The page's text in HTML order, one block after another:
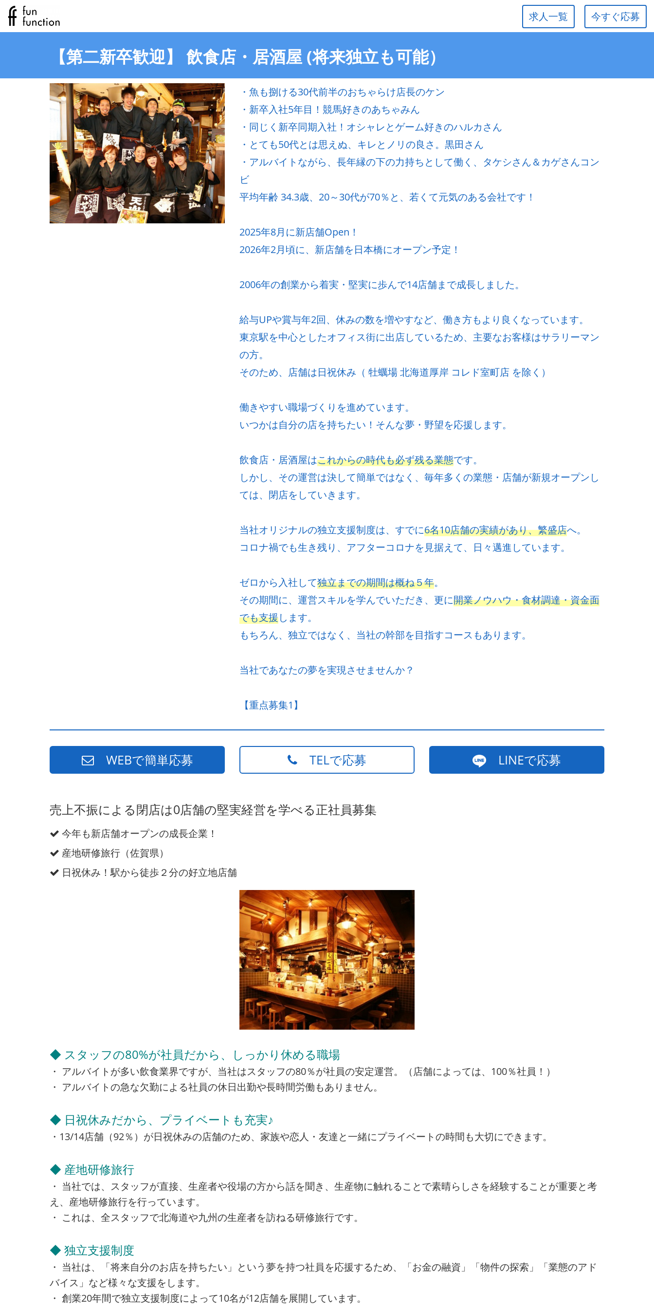
今すぐ応募
求人一覧
【第二新卒歓迎】 飲食店・居酒屋 (将来独立も可能）
・魚も捌ける30代前半のおちゃらけ店長のケン
・新卒入社5年目！競馬好きのあちゃみん
・同じく新卒同期入社！オシャレとゲーム好きのハルカさん
・とても50代とは思えぬ、キレとノリの良さ。黒田さん
・アルバイトながら、長年縁の下の力持ちとして働く、タケシさん＆カゲさんコン
ビ
平均年齢 34.3歳、20～30代が70％と、若くて元気のある会社です！
2025年8月に新店舗Open！
2026年2月頃に、新店舗を日本橋にオープン予定！
2006年の創業から着実・堅実に歩んで14店舗まで成長しました。
給与UPや賞与年2回、休みの数を増やすなど、働き方もより良くなっています。
東京駅を中心としたオフィス街に出店しているため、主要なお客様はサラリーマン
の方。
そのため、店舗は日祝休み（ 牡蠣場 北海道厚岸 コレド室町店 を除く）
働きやすい職場づくりを進めています。
いつかは自分の店を持ちたい！そんな夢・野望を応援します。
飲食店・居酒屋はこれからの時代も必ず残る業態です。
しかし、その運営は決して簡単ではなく、毎年多くの業態・店舗が新規オープンし
ては、閉店をしていきます。
当社オリジナルの独立支援制度は、すでに6名10店舗の実績があり、繁盛店へ。
コロナ禍でも生き残り、アフターコロナを見据えて、日々邁進しています。
ゼロから入社して独立までの期間は概ね５年。
その期間に、運営スキルを学んでいただき、更に開業ノウハウ・食材調達・資金面
でも支援します。
もちろん、独立ではなく、当社の幹部を目指すコースもあります。
当社であなたの夢を実現させませんか？
【重点募集1】
WEBで簡単応募 TELで応募 LINEで応募
売上不振による閉店は0店舗の堅実経営を学べる正社員募集
今年も新店舗オープンの成長企業！
産地研修旅行（佐賀県）
日祝休み！駅から徒歩２分の好立地店舗
◆ スタッフの80%が社員だから、しっかり休める職場
・ アルバイトが多い飲食業界ですが、当社はスタッフの80％が社員の安定運営。（店舗によっては、100％社員！）
・ アルバイトの急な欠勤による社員の休日出勤や長時間労働もありません。
◆ 日祝休みだから、プライベートも充実♪
・13/14店舗（92％）が日祝休みの店舗のため、家族や恋人・友達と一緒にプライベートの時間も大切にできます。
◆ 産地研修旅行
・ 当社では、スタッフが直接、生産者や役場の方から話を聞き、生産物に触れることで素晴らしさを経験することが重要と考
え、産地研修旅行を行っています。
・ これは、全スタッフで北海道や九州の生産者を訪ねる研修旅行です。
◆ 独立支援制度
・ 当社は、「将来自分のお店を持ちたい」という夢を持つ社員を応援するため、「お金の融資」「物件の探索」「業態のアド
バイス」など様々な支援をします。
・ 創業20年間で独立支援制度によって10名が12店舗を展開しています。